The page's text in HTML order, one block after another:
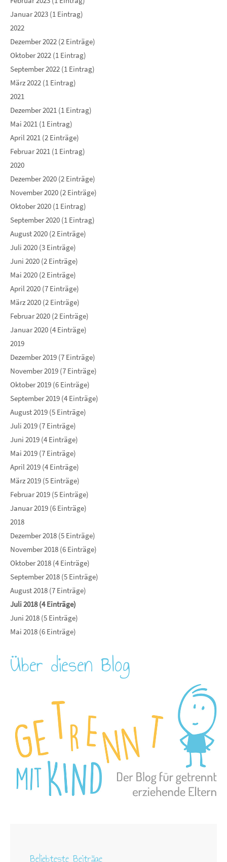
Januar 2023 (1 Eintrag)
2022
Dezember 2022 (2 Einträge)
Oktober 2022 (1 Eintrag)
September 2022 (1 Eintrag)
März 2022 (1 Eintrag)
2021
Dezember 2021 (1 Eintrag)
Mai 2021 (1 Eintrag)
April 2021 (2 Einträge)
Februar 2021 (1 Eintrag)
2020
Dezember 2020 (2 Einträge)
November 2020 (2 Einträge)
Oktober 2020 (1 Eintrag)
September 2020 (1 Eintrag)
August 2020 (2 Einträge)
Juli 2020 (3 Einträge)
Juni 2020 (2 Einträge)
Mai 2020 (2 Einträge)
April 2020 (7 Einträge)
März 2020 (2 Einträge)
Februar 2020 (2 Einträge)
Januar 2020 (4 Einträge)
2019
Dezember 2019 (7 Einträge)
November 2019 (7 Einträge)
Oktober 2019 (6 Einträge)
September 2019 (4 Einträge)
August 2019 (5 Einträge)
Juli 2019 (7 Einträge)
Juni 2019 (4 Einträge)
Mai 2019 (7 Einträge)
April 2019 (4 Einträge)
März 2019 (5 Einträge)
Februar 2019 (5 Einträge)
Januar 2019 (6 Einträge)
2018
Dezember 2018 (5 Einträge)
November 2018 (6 Einträge)
Oktober 2018 (4 Einträge)
September 2018 (5 Einträge)
August 2018 (7 Einträge)
Juli 2018 (4 Einträge)
Juni 2018 (5 Einträge)
Mai 2018 (6 Einträge)
Über diesen Blog
Beliebteste Beiträge